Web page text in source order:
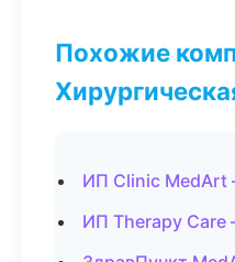
Похожие
ИП Clinic
ИП Therapy Care